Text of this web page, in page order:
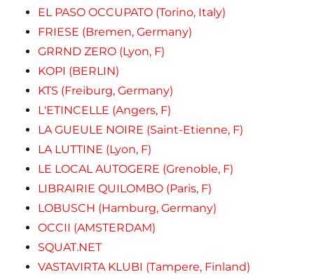
EL PASO OCCUPATO (Torino, Italy)
FRIESE (Bremen, Germany)
GRRND ZERO (Lyon, F)
KOPI (BERLIN)
KTS (Freiburg, Germany)
L'ETINCELLE (Angers, F)
LA GUEULE NOIRE (Saint-Etienne, F)
LA LUTTINE (Lyon, F)
LE LOCAL AUTOGERE (Grenoble, F)
LIBRAIRIE QUILOMBO (Paris, F)
LOBUSCH (Hamburg, Germany)
OCCII (AMSTERDAM)
SQUAT.NET
VASTAVIRTA KLUBI (Tampere, Finland)